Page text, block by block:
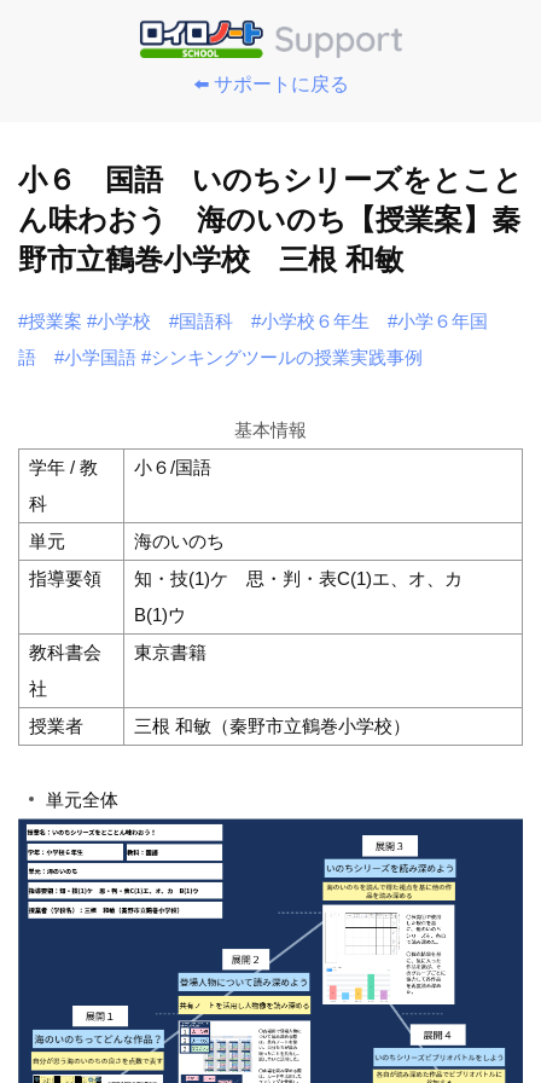
⬅️ サポートに戻る
小６ 国語 いのちシリーズをとこと
ん味わおう 海のいのち【授業案】秦
野市立鶴巻小学校 三根 和敏
#授業案 #小学校 #国語科 #小学校６年生
#小学６年国
語
#小学国語 #シンキングツールの授業実践事例
基本情報
学年 / 教
科
小６/国語
単元
海のいのち
指導要領
知・技(1)ケ 思・判・表C(1)エ、オ、カ
B(1)ウ
教科書会
社
東京書籍
授業者 三根 和敏（秦野市立鶴巻小学校）
単元全体